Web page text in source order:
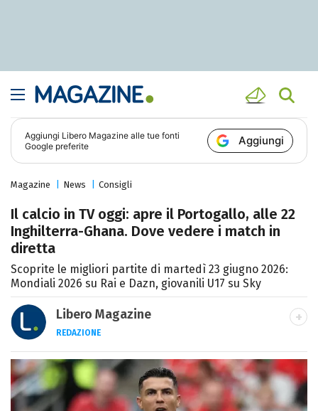
Aggiungi Libero Magazine alle tue fonti
Google preferite
Aggiungi
Magazine News Consigli
Il calcio in TV oggi: apre il Portogallo, alle 22
Inghilterra-Ghana. Dove vedere i match in
diretta
Scoprite le migliori partite di martedì 23 giugno 2026:
Mondiali 2026 su Rai e Dazn, giovanili U17 su Sky
Libero Magazine
REDAZIONE
E-MAIL
INSTAGRAM FACEBOOK
Libero Magazine è il canale del portale
Libero.it dedicato al mondo della
televisione, dello spettacolo e del gossip.